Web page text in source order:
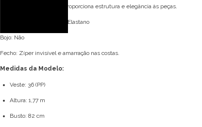
rígido e brilho sutil, que proporciona estrutura e elegância às peças.
Forro: 92% Poliéster 08% Elastano
Bojo: Não
Fecho: Zíper invisível e amarração nas costas.
Medidas da Modelo:
Veste: 36 (PP)
Altura: 1,77 m
Busto: 82 cm